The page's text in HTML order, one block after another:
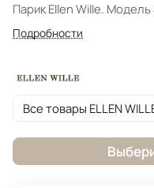
Парик Ellen Wille.
Подробности
Все товары ELLEN